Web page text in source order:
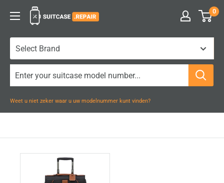
inhoud
Suitcase.Repair 0
Weet u niet zeker waar u uw modelnummer kunt vinden?